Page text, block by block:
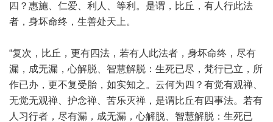
四？惠施、仁爱、利人、等利。是谓，比丘，有人行此法
者，身坏命终，生善处天上。
“复次，比丘，更有四法，若有人此法者，身坏命终，尽有
漏，成无漏，心解脱、智慧解脱：生死已尽，梵行已立，所
作已办，更不复受胎，如实知之。云何为四？有觉有观禅、
无觉无观禅、护念禅、苦乐灭禅，是谓比丘有四事法。若有
人习行者，尽有漏，成无漏，心解脱、智慧解脱：生死已